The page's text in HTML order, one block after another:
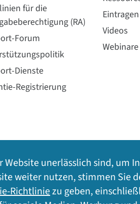
für die
(RA)
Forum
Dienste
Registrierung
Eintragen
Videos
Webinare
unerlässlich sind, um
weiter nutzen, stimmen Sie
Richtliniezu geben,